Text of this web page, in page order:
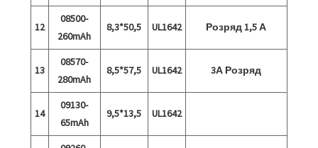
12
08500-
260mAh
8,3*50,5 UL1642 Розряд 1,5 А
13
08570-
280mAh
8,5*57,5 UL1642 3А Розряд
14
09130-
65mAh
9,5*13,5 UL1642